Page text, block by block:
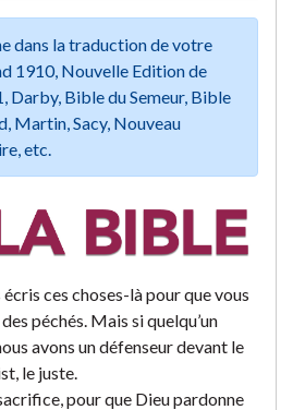
dans la traduction de votre
1910, Nouvelle Edition de
Darby, Bible du Semeur, Bible
Martin, Sacy, Nouveau
etc.
ces choses-là pour que vous
péchés. Mais si quelqu’un
avons un défenseur devant le
le juste.
pour que Dieu pardonne